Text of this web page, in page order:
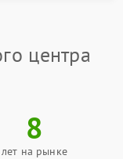
центра
8
лет на рынке